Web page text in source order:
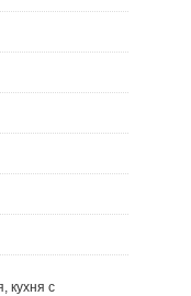
кухня с